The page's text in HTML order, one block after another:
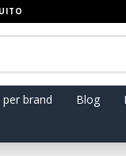
per brand Blog